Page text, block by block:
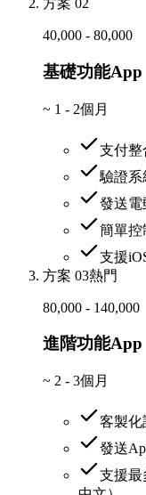
方案 02
40,000 - 80,000
基礎功能App
~ 1 - 2個月
支付整
驗證系
發送電
簡單控
支援
方案 03熱門
80,000 - 140,000
進階功能App
~ 2 - 3個月
客製化
發送
支援最